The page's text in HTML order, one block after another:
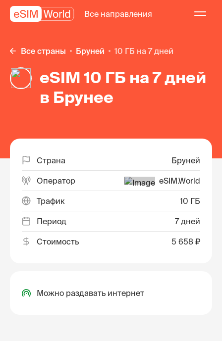
Все направления
Все страны Бруней 10 ГБ на 7 дней
eSIM 10 ГБ на 7 дней
в Брунее
Страна Бруней
Оператор eSIM.World
Трафик 10 ГБ
Период 7 дней
Стоимость 5 658 ₽
Можно раздавать интернет